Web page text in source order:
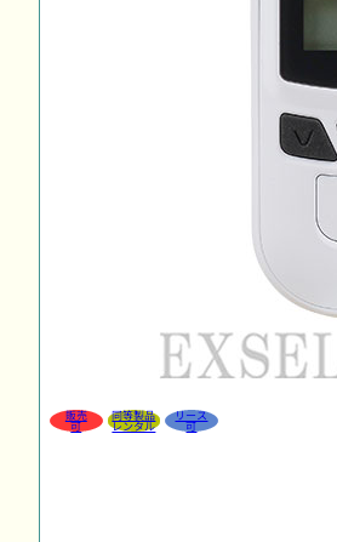
販売
可
同等製品
レンタル
リース
可